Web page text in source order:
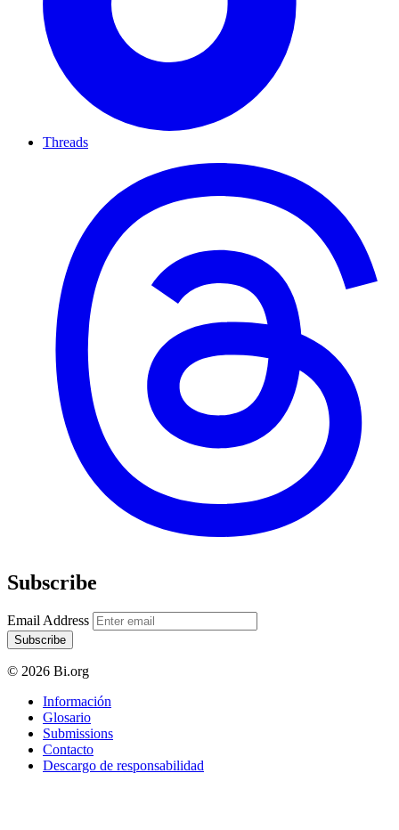
Threads
Subscribe
Email Address
Subscribe
© 2026 Bi.org
Información
Glosario
Submissions
Contacto
Descargo de responsabilidad